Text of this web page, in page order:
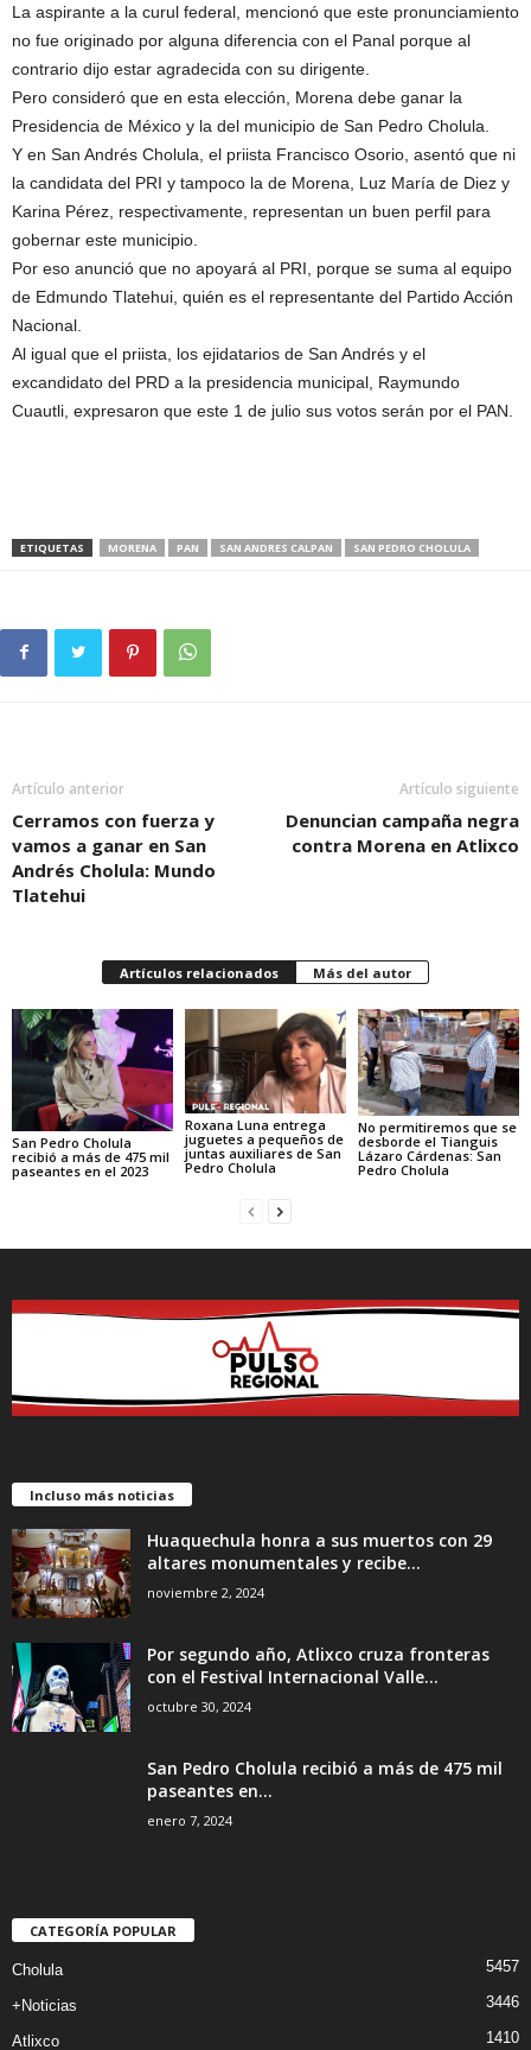
La aspirante a la curul federal, mencionó que este pronunciamiento
no fue originado por alguna diferencia con el Panal porque al
contrario dijo estar agradecida con su dirigente.
Pero consideró que en esta elección, Morena debe ganar la
Presidencia de México y la del municipio de San Pedro Cholula.
Y en San Andrés Cholula, el priista Francisco Osorio, asentó que ni
la candidata del PRI y tampoco la de Morena, Luz María de Diez y
Karina Pérez, respectivamente, representan un buen perfil para
gobernar este municipio.
Por eso anunció que no apoyará al PRI, porque se suma al equipo
de Edmundo Tlatehui, quién es el representante del Partido Acción
Nacional.
Al igual que el priista, los ejidatarios de San Andrés y el
excandidato del PRD a la presidencia municipal, Raymundo
Cuautli, expresaron que este 1 de julio sus votos serán por el PAN.
ETIQUETAS MORENA PAN SAN ANDRES CALPAN SAN PEDRO CHOLULA
Artículo anterior
Cerramos con fuerza y
vamos a ganar en San
Andrés Cholula: Mundo
Tlatehui
Artículo siguiente
Denuncian campaña negra
contra Morena en Atlixco
Artículos relacionados Más del autor
San Pedro Cholula
recibió a más de 475 mil
paseantes en el 2023
Roxana Luna entrega
juguetes a pequeños de
juntas auxiliares de San
Pedro Cholula
No permitiremos que se
desborde el Tianguis
Lázaro Cárdenas: San
Pedro Cholula
Incluso más noticias
Huaquechula honra a sus muertos con 29
altares monumentales y recibe...
noviembre 2, 2024
Por segundo año, Atlixco cruza fronteras
con el Festival Internacional Valle...
octubre 30, 2024
San Pedro Cholula recibió a más de 475 mil
paseantes en...
enero 7, 2024
CATEGORÍA POPULAR
Cholula 5457
+Noticias 3446
Atlixco 1410